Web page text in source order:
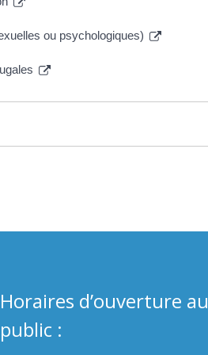
ou psychologiques)
Horaires d’ouverture au
public :